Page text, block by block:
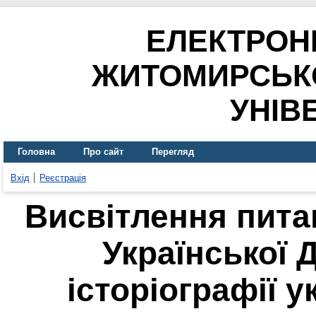
Головна Про сайт Перегляд
Вхід Реєстрація
Висвітлення
Української
історіографії